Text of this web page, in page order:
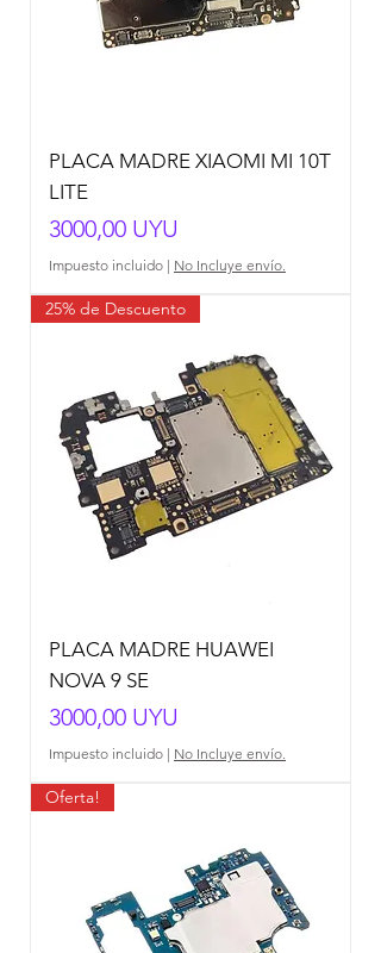
PLACA MADRE XIAOMI MI 10T
LITE
Precio
3000,00 UYU
Impuesto incluido | No Incluye envío.
25% de Descuento
PLACA MADRE HUAWEI
NOVA 9 SE
Precio
3000,00 UYU
Impuesto incluido | No Incluye envío.
Oferta!